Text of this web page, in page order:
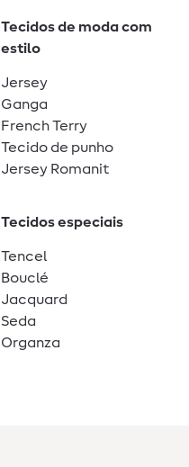
Tecidos de moda com
estilo
Jersey
Ganga
French Terry
Tecido de punho
Jersey Romanit
Tecidos especiais
Tencel
Bouclé
Jacquard
Seda
Organza